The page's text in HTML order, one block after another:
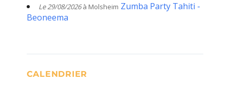
Le 29/08/2026à Molsheim Zumba Party Tahiti -
Beoneema
CALENDRIER